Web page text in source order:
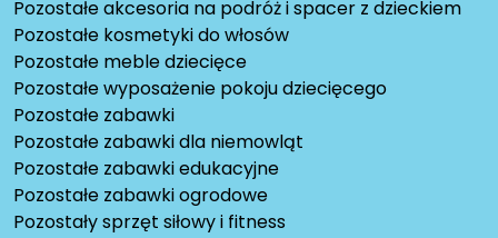
Pozostałe akcesoria na podróż i spacer z dzieckiem
Pozostałe kosmetyki do włosów
Pozostałe meble dziecięce
Pozostałe wyposażenie pokoju dziecięcego
Pozostałe zabawki
Pozostałe zabawki dla niemowląt
Pozostałe zabawki edukacyjne
Pozostałe zabawki ogrodowe
Pozostały sprzęt siłowy i fitness